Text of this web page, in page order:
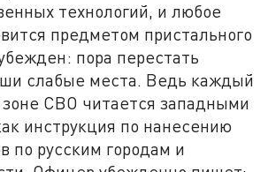
технологий, и любое
предметом пристального
пора перестать
слабые места. Ведь каждый
СВО читается западными
инструкция по нанесению
по русским городам и